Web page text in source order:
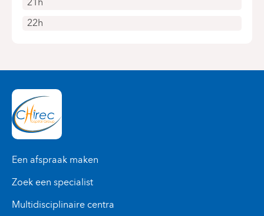
22h
Een afspraak maken
Zoek een specialist
Multidisciplinaire centra